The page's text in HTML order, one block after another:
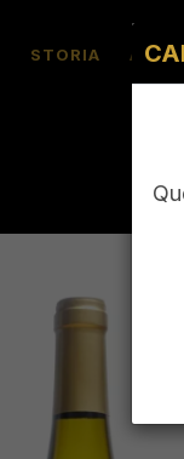
STORIA